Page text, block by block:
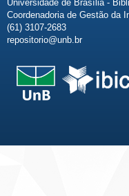
Universidade de Brasília -
Coordenadoria de Gestão da
(61) 3107-2683
repositorio@unb.br